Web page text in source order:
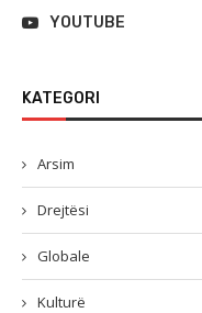
YOUTUBE
KATEGORI
Arsim
Drejtësi
Globale
Kulturë